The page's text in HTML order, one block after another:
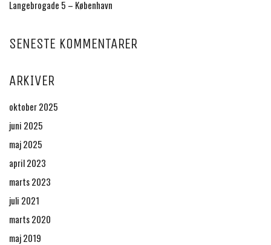
Langebrogade 5 – København
SENESTE KOMMENTARER
ARKIVER
oktober 2025
juni 2025
maj 2025
april 2023
marts 2023
juli 2021
marts 2020
maj 2019